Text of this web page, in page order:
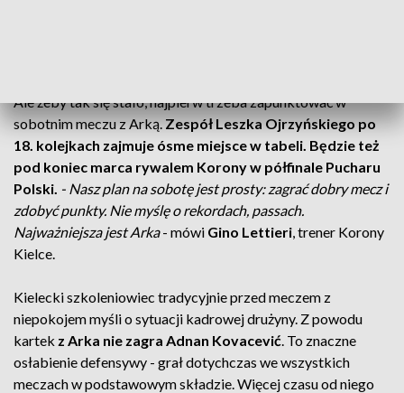
Ale żeby tak się stało, najpierw trzeba zapunktować w
sobotnim meczu z Arką.Zespół Leszka Ojrzyńskiego po
18. kolejkach zajmuje ósme miejsce w tabeli. Będzie też
pod koniec marca rywalem Korony w półfinale Pucharu
Polski. - Nasz plan na sobotę jest prosty: zagrać dobry mecz i
zdobyć punkty. Nie myślę o rekordach, passach.
Najważniejsza jest Arka- mówi Gino Lettieri, trener Korony
Kielce.
Kielecki szkoleniowiec tradycyjnie przed meczem z
niepokojem myśli o sytuacji kadrowej drużyny. Z powodu
kartek z Arka nie zagra Adnan Kovacević. To znaczne
osłabienie defensywy - grał dotychczas we wszystkich
meczach w podstawowym składzie. Więcej czasu od niego